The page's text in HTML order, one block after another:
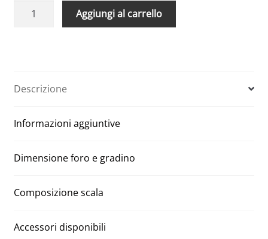
Scale
tetti
x
altezza
quantità
Aggiungi al carrello
Descrizione
Informazioni aggiuntive
Dimensione foro e gradino
Composizione scala
Accessori disponibili